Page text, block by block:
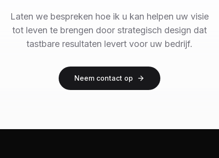
Laten we bespreken hoe ik u kan helpen uw visie
tot leven te brengen door strategisch design dat
tastbare resultaten levert voor uw bedrijf.
Neem contact op